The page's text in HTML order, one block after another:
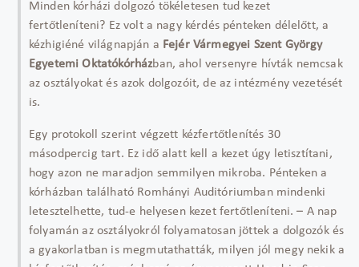
Minden kórházi dolgozó tökéletesen tud kezet
fertőtleníteni? Ez volt a nagy kérdés pénteken délelőtt, a
kézhigiéné világnapján a Fejér Vármegyei Szent György
Egyetemi Oktatókórházban, ahol versenyre hívták nemcsak
az osztályokat és azok dolgozóit, de az intézmény vezetését
is.
Egy protokoll szerint végzett kézfertőtlenítés 30
másodpercig tart. Ez idő alatt kell a kezet úgy letisztítani,
hogy azon ne maradjon semmilyen mikroba. Pénteken a
kórházban található Romhányi Auditóriumban mindenki
letesztelhette, tud-e helyesen kezet fertőtleníteni. – A nap
folyamán az osztályokról folyamatosan jöttek a dolgozók és
a gyakorlatban is megmutathatták, milyen jól megy nekik a